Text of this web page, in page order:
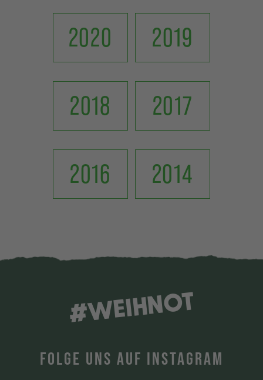
2020 2019
2018 2017
2016 2014
#WEIHNOT
FOLGE UNS AUF INSTAGRAM